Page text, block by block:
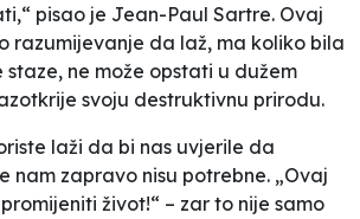
pisao je Jean-Paul Sartre. Ovaj
razumijevanje da laž, ma koliko bila
ne može opstati u dužem
svoju destruktivnu prirodu.
laži da bi nas uvjerile da
nam zapravo nisu potrebne. „Ovaj
život!“ – zar to nije samo